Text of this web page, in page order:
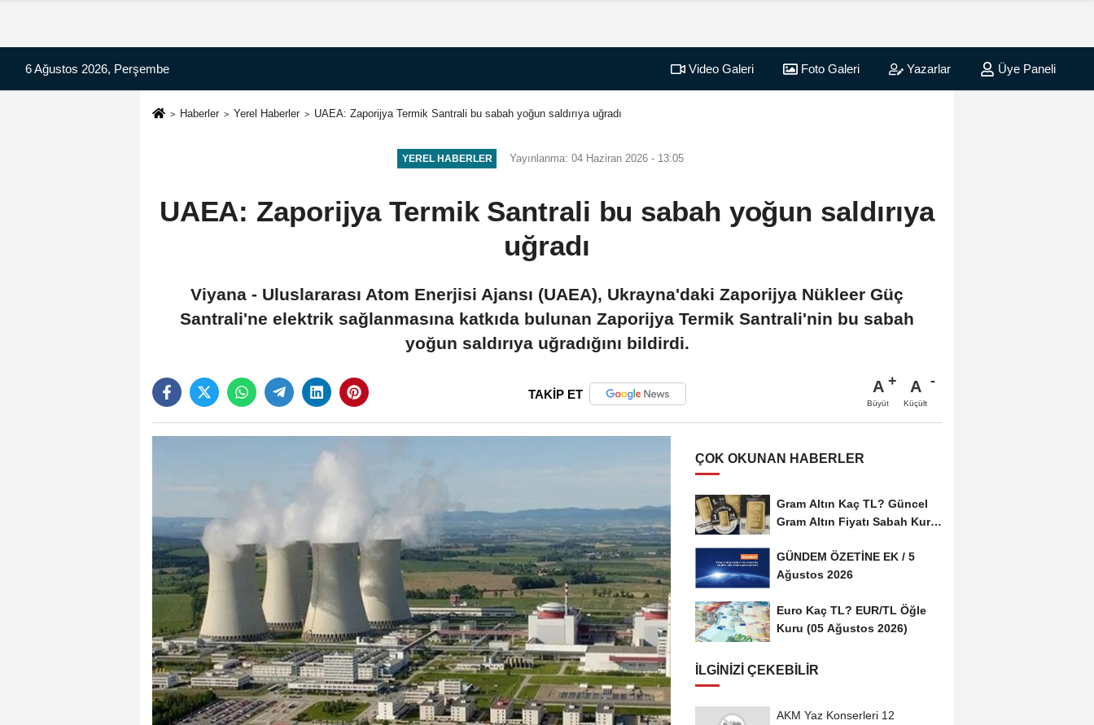
6 Ağustos 2026, Perşembe Video Galeri Foto Galeri Yazarlar Üye Paneli
Haberler Yerel Haberler UAEA: Zaporijya Termik Santrali bu sabah yoğun saldırıya uğradı
YEREL HABERLER Yayınlanma: 04 Haziran 2026 - 13:05
UAEA: Zaporijya Termik Santrali bu sabah yoğun saldırıya
uğradı
Viyana - Uluslararası Atom Enerjisi Ajansı (UAEA), Ukrayna'daki Zaporijya Nükleer Güç
Santrali'ne elektrik sağlanmasına katkıda bulunan Zaporijya Termik Santrali'nin bu sabah
yoğun saldırıya uğradığını bildirdi.
TAKİP ET A
Büyüt
A
Küçült
ÇOK OKUNAN HABERLER
Gram Altın Kaç TL? Güncel
Gram Altın Fiyatı Sabah Kuru
GÜNDEM ÖZETİNE EK / 5
Ağustos 2026
Euro Kaç TL? EUR/TL Öğle
Kuru (05 Ağustos 2026)
İLGINIZI ÇEKEBILIR
AKM Yaz Konserleri 12